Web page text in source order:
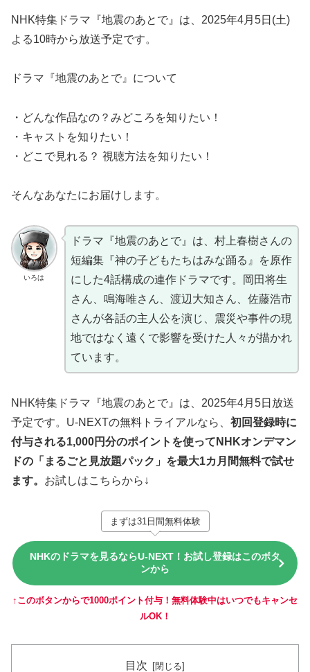
NHK特集ドラマ『地震のあとで』は、2025年4月5日(土)
よる10時から放送予定です。
ドラマ『地震のあとで』について
・どんな作品なの？みどころを知りたい！
・キャストを知りたい！
・どこで見れる？ 視聴方法を知りたい！
そんなあなたにお届けします。
いろは
ドラマ『地震のあとで』は、村上春樹さんの
短編集『神の子どもたちはみな踊る』を原作
にした4話構成の連作ドラマです。岡田将生
さん、鳴海唯さん、渡辺大知さん、佐藤浩市
さんが各話の主人公を演じ、震災や事件の現
地ではなく遠くで影響を受けた人々が描かれ
ています。
NHK特集ドラマ『地震のあとで』は、2025年4月5日放送
予定です。U-NEXTの無料トライアルなら、 初回登録時に
付与される1,000円分のポイントを使ってNHKオンデマン
ドの「まるごと見放題パック」を最大1カ月間無料で試せ
ます。 お試しはこちらから↓
まずは31日間無料体験
NHKのドラマを見るならU-NEXT！お試し登録はこのボタ
ンから
↑このボタンからで1000ポイント付与！無料体験中はいつでもキャンセ
ルOK！
目次